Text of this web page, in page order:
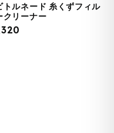
トルネード 糸くずフィル
クリーナー
【キャンペーン2025】